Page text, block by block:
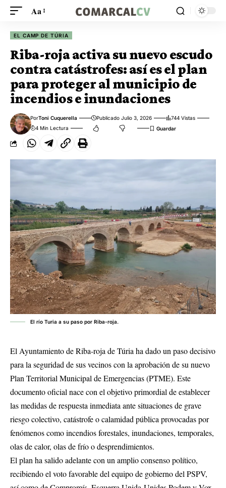
Aa
EL CAMP DE TÚRIA
Riba-roja activa su nuevo escudo
contra catástrofes: así es el plan
para proteger al municipio de
incendios e inundaciones
PorToni Cuquerella Publicado Julio 3, 2026
744 Vistas
4 Min Lectura
El río Turia a su paso por Riba-roja.
El Ayuntamiento de Riba-roja de Túria ha dado un paso decisivo
para la seguridad de sus vecinos con la aprobación de su nuevo
Plan Territorial Municipal de Emergencias (PTME). Este
documento oficial nace con el objetivo primordial de establecer
las medidas de respuesta inmediata ante situaciones de grave
riesgo colectivo, catástrofe o calamidad pública provocadas por
fenómenos como incendios forestales, inundaciones, temporales,
olas de calor, olas de frío o desprendimientos.
El plan ha salido adelante con un amplio consenso político,
recibiendo el voto favorable del equipo de gobierno del PSPV,